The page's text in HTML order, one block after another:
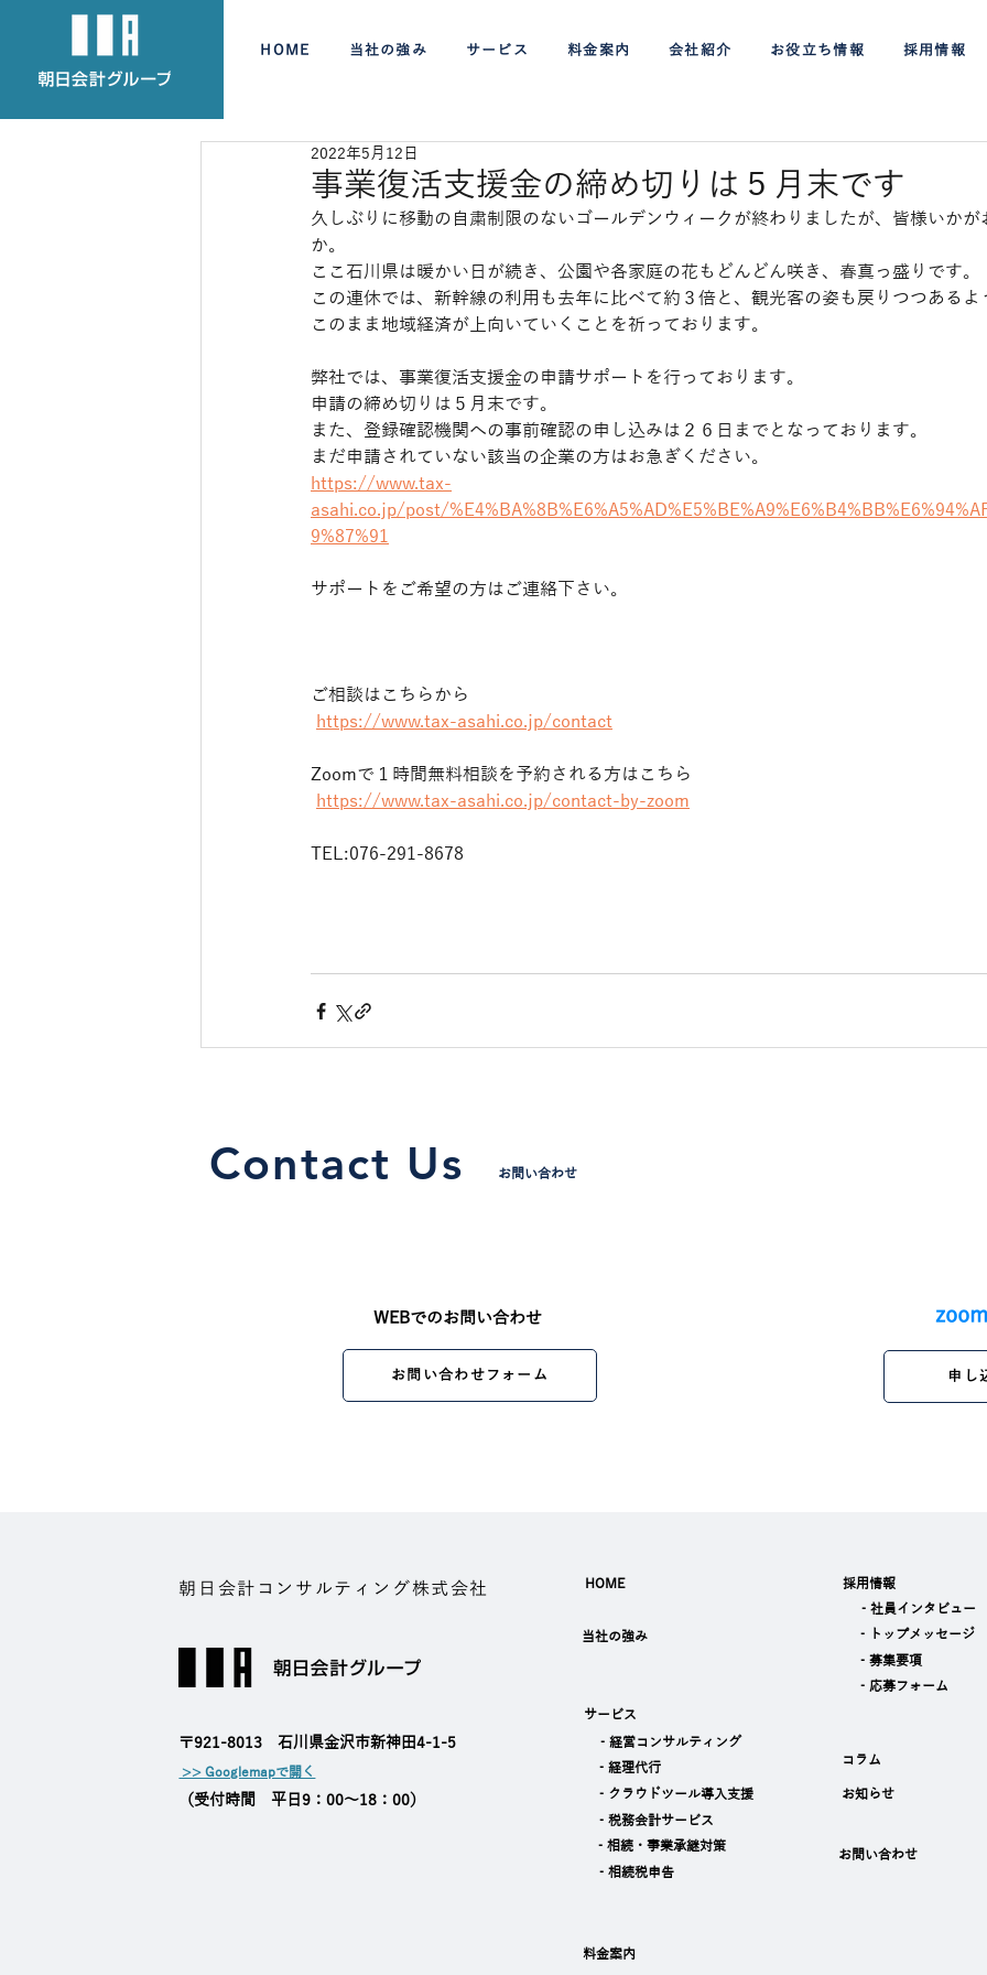
HOME 当社の強み サービス 料金案内 会社紹介 お役立ち情報 採用情報
事業復活支援金の締め切りは５月末です
2022年5月12日
久しぶりに移動の自粛制限のないゴールデンウィークが終わりましたが、皆様いかが
か。
ここ石川県は暖かい日が続き、公園や各家庭の花もどんどん咲き、春真っ盛りです。
この連休では、新幹線の利用も去年に比べて約３倍と、観光客の姿も戻りつつあるよ
このまま地域経済が上向いていくことを祈っております。
弊社では、事業復活支援金の申請サポートを行っております。
申請の締め切りは５月末です。
また、登録確認機関への事前確認の申し込みは２６日までとなっております。
まだ申請されていない該当の企業の方はお急ぎください。
https://www.tax-
asahi.co.jp/post/
9%87%91
サポートをご希望の方はご連絡下さい。
ご相談はこちらから
https://www.tax-asahi.co.jp/contact
Zoomで１時間無料相談を予約される方はこちら
https://www.tax-asahi.co.jp/contact-by-zoom
TEL:076-291-8678
Contact Us お問い合わせ
WEBでのお問い合わせ
お問い合わせフォーム
zoom
申し
朝日会計コンサルティング株式会社
​〒921-8013 石川県金沢市新神田4-1-5
>> Googlemapで開く
​（受付時間 平日9：00～18：00）
HOME
当社の強み
サービス
‐経営コンサルティング
‐経理代行
‐クラウドツール導入支援
‐税務会計サービス
‐相続・事業承継対策
‐相続税申告
採用情報
‐社員インタビュー
‐トップメッセージ
‐募集要項
‐応募フォーム
コラム
お知らせ
お問い合わせ
料金案内